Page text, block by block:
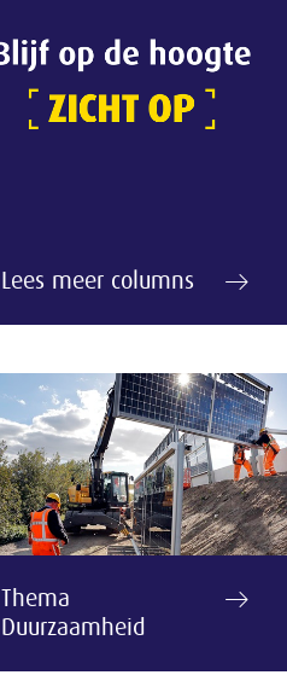
Lees meer columns
Thema
Duurzaamheid